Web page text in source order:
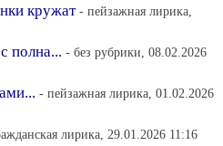
кружат - пейзажная лирика,
полна... - без рубрики, 08.02.2026
- пейзажная лирика, 01.02.2026
лирика, 29.01.2026 11:16